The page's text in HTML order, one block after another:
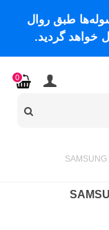
طبق روال
خواهد گردید.
0